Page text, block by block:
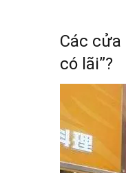
Các
có lãi”?